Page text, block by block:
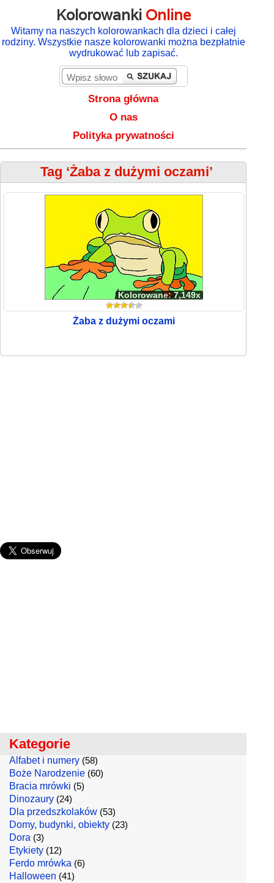
Kolorowanki Online
Witamy na naszych kolorowankach dla dzieci i całej
rodziny. Wszystkie nasze kolorowanki można bezpłatnie
wydrukować lub zapisać.
Strona główna
O nas
Polityka prywatności
Tag ‘Żaba z dużymi oczami’
Kolorowane: 7,149x
Żaba z dużymi oczami
Kategorie
Alfabet i numery (58)
Boże Narodzenie (60)
Bracia mrówki (5)
Dinozaury (24)
Dla przedszkolaków (53)
Domy, budynki, obiekty (23)
Dora (3)
Etykiety (12)
Ferdo mrówka (6)
Halloween (41)